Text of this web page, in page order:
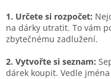
1. Určete si rozpočet:
na dárky utratit. To vám
zbytečnému zadlužení.
2. Vytvořte si seznam:
dárek koupit. Vedle